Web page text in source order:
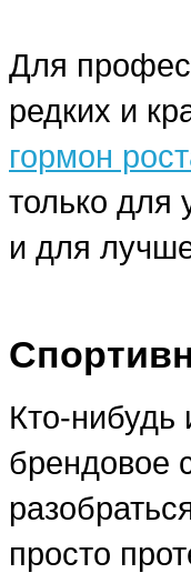
Для
редких и
гормон
только для
и для
Кто-нибудь
брендовое
просто